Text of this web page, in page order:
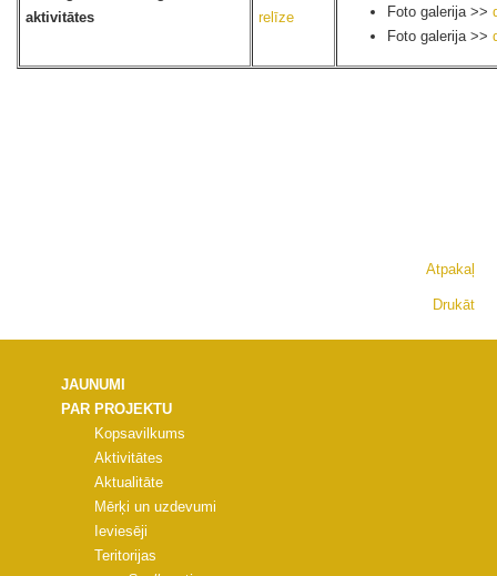
aktivitātes
relīze
Foto galerija >>
Foto galerija >>
Atpakaļ
Drukāt
JAUNUMI
PAR PROJEKTU
Kopsavilkums
Aktivitātes
Aktualitāte
Mērķi un uzdevumi
Ieviesēji
Teritorijas